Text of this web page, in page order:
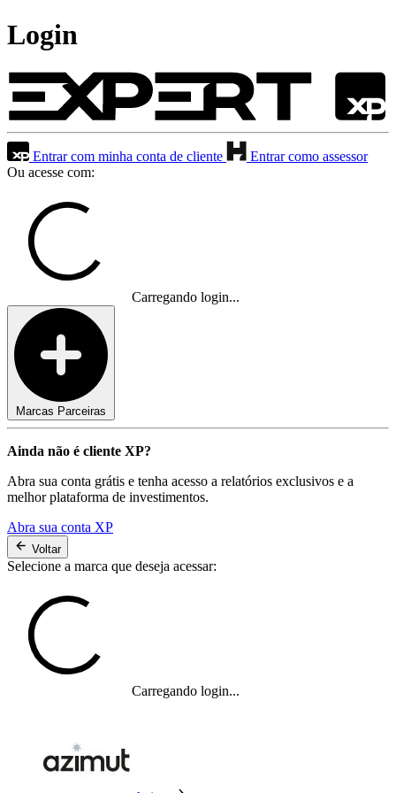
Login
Entrar com minha conta de cliente
Entrar como assessor
Ou acesse com:
Carregando login...
Marcas Parceiras
Ainda não é cliente XP?
Abra sua conta grátis e tenha acesso a relatórios exclusivos e a
melhor plataforma de investimentos.
Abra sua conta XP
Voltar
Selecione a marca que deseja acessar:
Carregando login...